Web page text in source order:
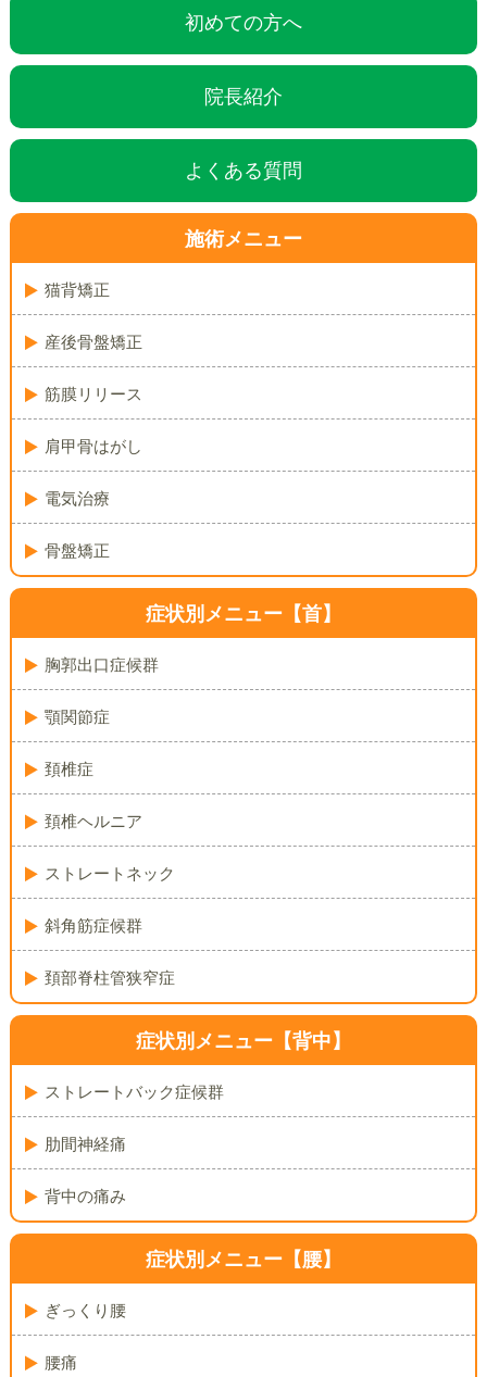
初めての方へ
院長紹介
よくある質問
施術メニュー
猫背矯正
産後骨盤矯正
筋膜リリース
肩甲骨はがし
電気治療
骨盤矯正
症状別メニュー【首】
胸郭出口症候群
顎関節症
頚椎症
頚椎ヘルニア
ストレートネック
斜角筋症候群
頚部脊柱管狭窄症
症状別メニュー【背中】
ストレートバック症候群
肋間神経痛
背中の痛み
症状別メニュー【腰】
ぎっくり腰
腰痛